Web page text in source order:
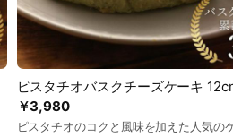
￥3,980
ピスタチオバスクチーズケーキ
ピスタチオのコクと風味を加えた人気の